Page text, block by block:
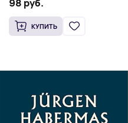
(18+)
98 руб.
КУПИТЬ